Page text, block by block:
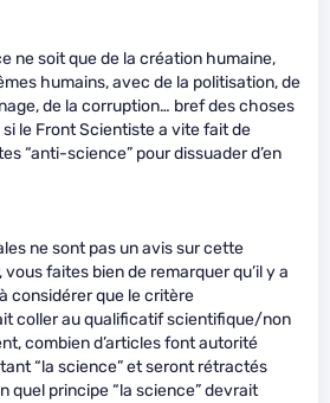
ne soit que de la création humaine,
humains, avec de la politisation, de
de la corruption… bref des choses
si le Front Scientiste a vite fait de
“anti-science” pour dissuader d’en
ne sont pas un avis sur cette
faites bien de remarquer qu’il y a
considérer que le critère
coller au qualificatif scientifique/non
combien d’articles font autorité
“la science” et seront rétractés
quel principe “la science” devrait